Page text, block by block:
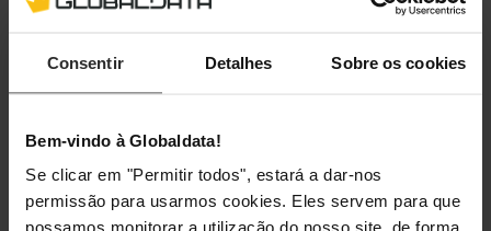
Consentir Detalhes Sobre os cookies
Bem-vindo à Globaldata!
Se clicar em "Permitir todos", estará a dar-nos
permissão para usarmos cookies. Eles servem para que
possamos monitorar a utilização do nosso site, de forma